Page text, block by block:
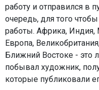
работу и отправился в
очередь, для того
работы. Африка, Индия,
Европа,
Ближний Востоке - это
побывал художник,
которые публиковали